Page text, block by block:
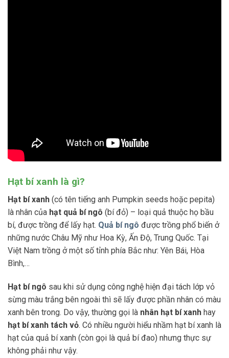
Hạt bí xanh là gì?
Hạt bí xanh (có tên tiếng anh Pumpkin seeds hoặc pepita)
là nhân của hạt quả bí ngô (bí đỏ) – loại quả thuộc họ bầu
bí, được trồng để lấy hạt. Quả bí ngô được trồng phổ biến ở
những nước Châu Mỹ như Hoa Kỳ, Ấn Độ, Trung Quốc. Tại
Việt Nam trồng ở một số tỉnh phía Bắc như: Yên Bái, Hòa
Bình,…
Hạt bí ngô sau khi sử dụng công nghệ hiện đại tách lớp vỏ
sừng màu trắng bên ngoài thì sẽ lấy được phần nhân có màu
xanh bên trong. Do vậy, thường gọi là nhân hạt bí xanh hay
hạt bí xanh tách vỏ. Có nhiều người hiểu nhầm hạt bí xanh là
hạt của quả bí xanh (còn gọi là quả bí đao) nhưng thực sự
không phải như vậy.